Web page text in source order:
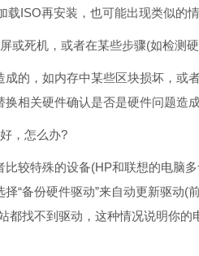
载ISO再安装，也可能出现类似的
或死机，或者在某些步骤(如检测
的，如内存中某些区块损坏，或
相关硬件确认是否是硬件问题造
，怎么办?
较特殊的设备(HP和联想的电脑
“备份硬件驱动”来自动更新驱动
都找不到驱动，这种情况说明你